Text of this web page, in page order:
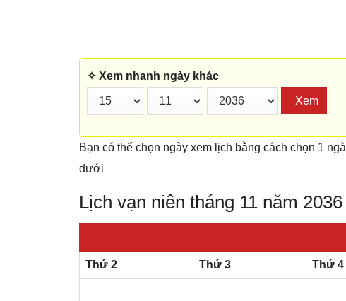
✧ Xem nhanh ngày khác
Xem
Bạn có thể chọn ngày xem lịch bằng cách chọn 1
dưới
Lịch vạn niên tháng 11 năm 2036
Thứ 2 Thứ 3 Thứ 4